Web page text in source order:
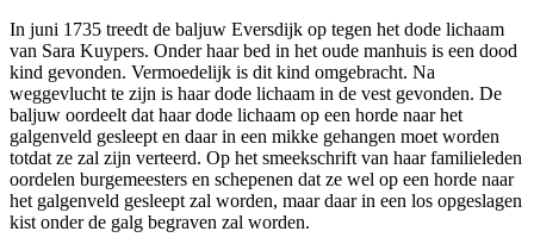
In juni 1735 treedt de baljuw Eversdijk op tegen het dode lichaam
van Sara Kuypers. Onder haar bed in het oude manhuis is een dood
kind gevonden. Vermoedelijk is dit kind omgebracht. Na
weggevlucht te zijn is haar dode lichaam in de vest gevonden. De
baljuw oordeelt dat haar dode lichaam op een horde naar het
galgenveld gesleept en daar in een mikke gehangen moet worden
totdat ze zal zijn verteerd. Op het smeekschrift van haar familieleden
oordelen burgemeesters en schepenen dat ze wel op een horde naar
het galgenveld gesleept zal worden, maar daar in een los opgeslagen
kist onder de galg begraven zal worden.